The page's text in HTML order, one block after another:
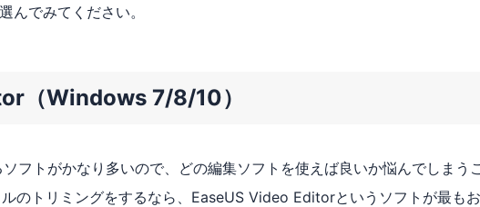
んでみてください。
（Windows 7/8/10）
フトがかなり多いので、どの編集ソフトを使えば良いか悩んでしまう
のトリミングをするなら、EaseUS Video Editorというソフトが最もお